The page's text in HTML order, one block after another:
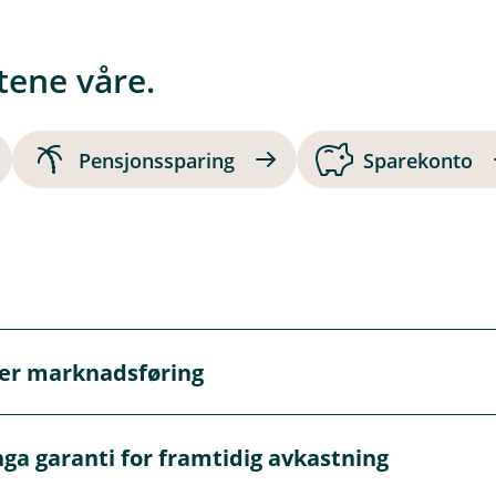
våre.
Pensjonssparing Sparekonto
marknadsføring
kan gje personleg rådgjeving. Viss du ønskjer rådgjeving
garanti for framtidig avkastning